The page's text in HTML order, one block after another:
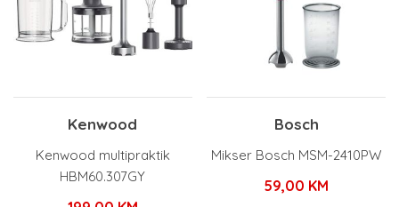
Kenwood
Kenwood multipraktik
HBM60.307GY
Bosch
Mikser Bosch MSM-2410PW
59,00 KM